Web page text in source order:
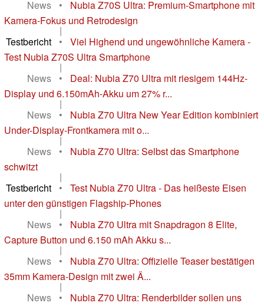
News •
Nubia Z70S Ultra: Premium-Smartphone mit
Kamera-Fokus und Retrodesign
|
Testbericht
•
Viel Highend und ungewöhnliche Kamera -
Test Nubia Z70S Ultra Smartphone
|
News
•
Deal: Nubia Z70 Ultra mit riesigem 144Hz-
Display und 6.150mAh-Akku um 27% r...
|
News
•
Nubia Z70 Ultra New Year Edition kombiniert
Under-Display-Frontkamera mit o...
|
News
•
Nubia Z70 Ultra: Selbst das Smartphone
schwitzt
|
Testbericht
•
Test Nubia Z70 Ultra - Das heißeste Eisen
unter den günstigen Flagship-Phones
|
News
•
Nubia Z70 Ultra mit Snapdragon 8 Elite,
Capture Button und 6.150 mAh Akku s...
|
News
•
Nubia Z70 Ultra: Offizielle Teaser bestätigen
35mm Kamera-Design mit zwei Ä...
|
News
•
Nubia Z70 Ultra: Renderbilder sollen uns